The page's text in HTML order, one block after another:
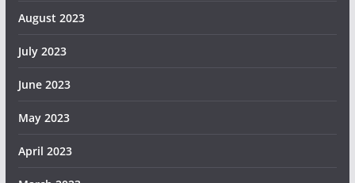
August 2023
July 2023
June 2023
May 2023
April 2023